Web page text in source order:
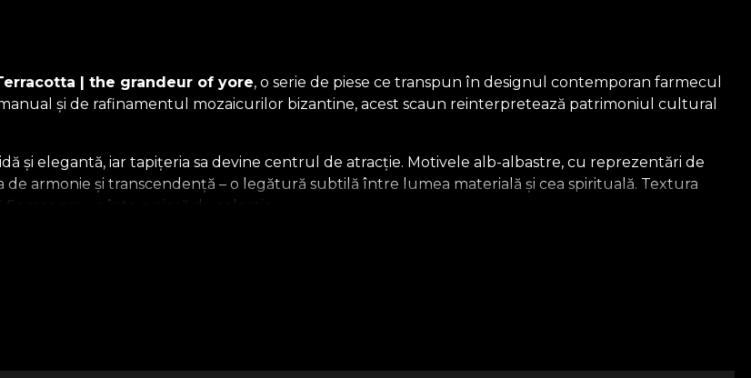
| the grandeur of yore, o serie de piese ce transpun în designul contemporan farmecul
și de rafinamentul mozaicurilor bizantine, acest scaun reinterpretează patrimoniul cultural
și elegantă, iar tapițeria sa devine centrul de atracție. Motivele alb-albastre, cu reprezentări de
armonie și transcendență – o legătură subtilă între lumea materială și cea spirituală. Textura
scaun într-o piesă de colecție.